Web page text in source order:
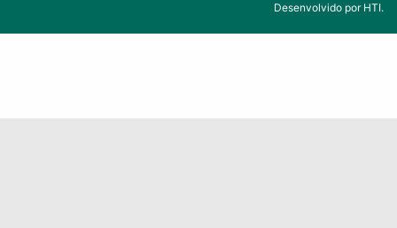
Desenvolvido por HTI.